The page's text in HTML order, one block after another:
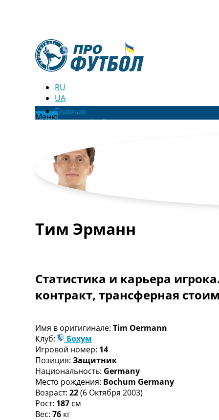
RU
UA
МенюГлавная
Новости футбола
Новости футбола Украины
Последние комментарии
Конкурс прогнозов
Логин
Рейтинги
Турниры
Чемпионат Мира
Англия. Премьер Лига
Испания. Ла Лига
Другие Турниры >>>
Таблицы групп Чемпионата Мира
Украина. Премьер-Лига
Украина. Первая Лига
Лига Чемпионов. Таблицы групп
Англия. Премьер-Лига
Испания. Ла Лига
Все таблицы >>>
Рейтинги
Тим Эрманн
Статистика и карьера
контракт, трансферная
Имя в оригигинале: Tim Oermann
Клуб:
Бохум
Игровой номер: 14
Позиция: Защитник
Национальность: Germany
Место рождения: Bochum Germany
Возраст: 22(6 Октября 2003)
Рост: 187 см
Вес: 76 кг